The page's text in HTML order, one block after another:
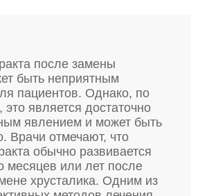
после замены
быть неприятным
пациентов. Однако, по
является достаточно
явлением и может быть
Врачи отмечают, что
обычно развивается
месяцев или лет после
хрусталика. Одним из